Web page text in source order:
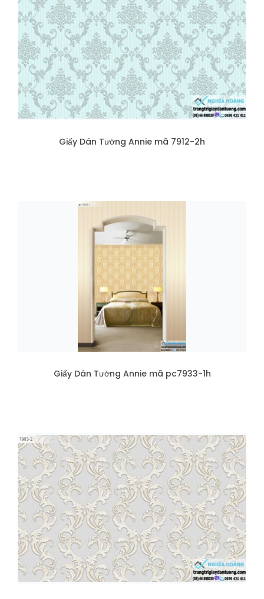
Giấy Dán Tường Annie mã 7912-2h
Giấy Dán Tường Annie mã pc7933-1h